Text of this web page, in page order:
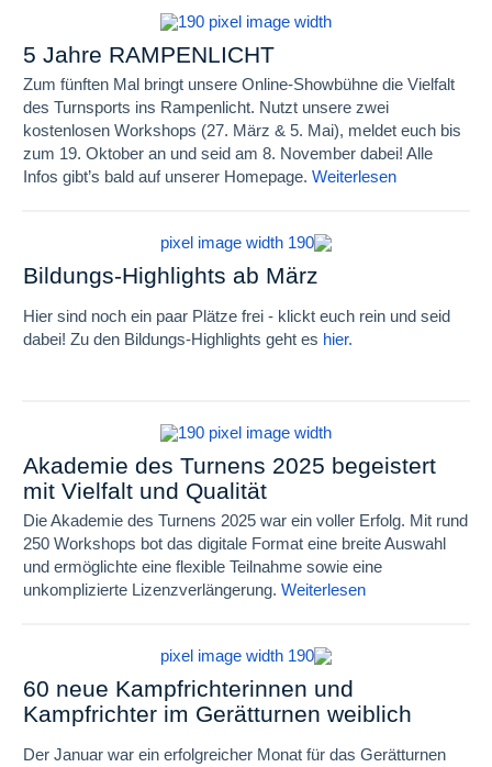
5 Jahre RAMPENLICHT
Zum fünften Mal bringt unsere Online-Showbühne die Vielfalt
des Turnsports ins Rampenlicht. Nutzt unsere zwei
kostenlosen Workshops (27. März & 5. Mai), meldet euch bis
zum 19. Oktober an und seid am 8. November dabei! Alle
Infos gibt’s bald auf unserer Homepage. Weiterlesen
Bildungs-Highlights ab März
Hier sind noch ein paar Plätze frei - klickt euch rein und seid
dabei! Zu den Bildungs-Highlights geht es hier.
Akademie des Turnens 2025 begeistert
mit Vielfalt und Qualität
Die Akademie des Turnens 2025 war ein voller Erfolg. Mit rund
250 Workshops bot das digitale Format eine breite Auswahl
und ermöglichte eine flexible Teilnahme sowie eine
unkomplizierte Lizenzverlängerung. Weiterlesen
60 neue Kampfrichterinnen und
Kampfrichter im Gerätturnen weiblich
Der Januar war ein erfolgreicher Monat für das Gerätturnen